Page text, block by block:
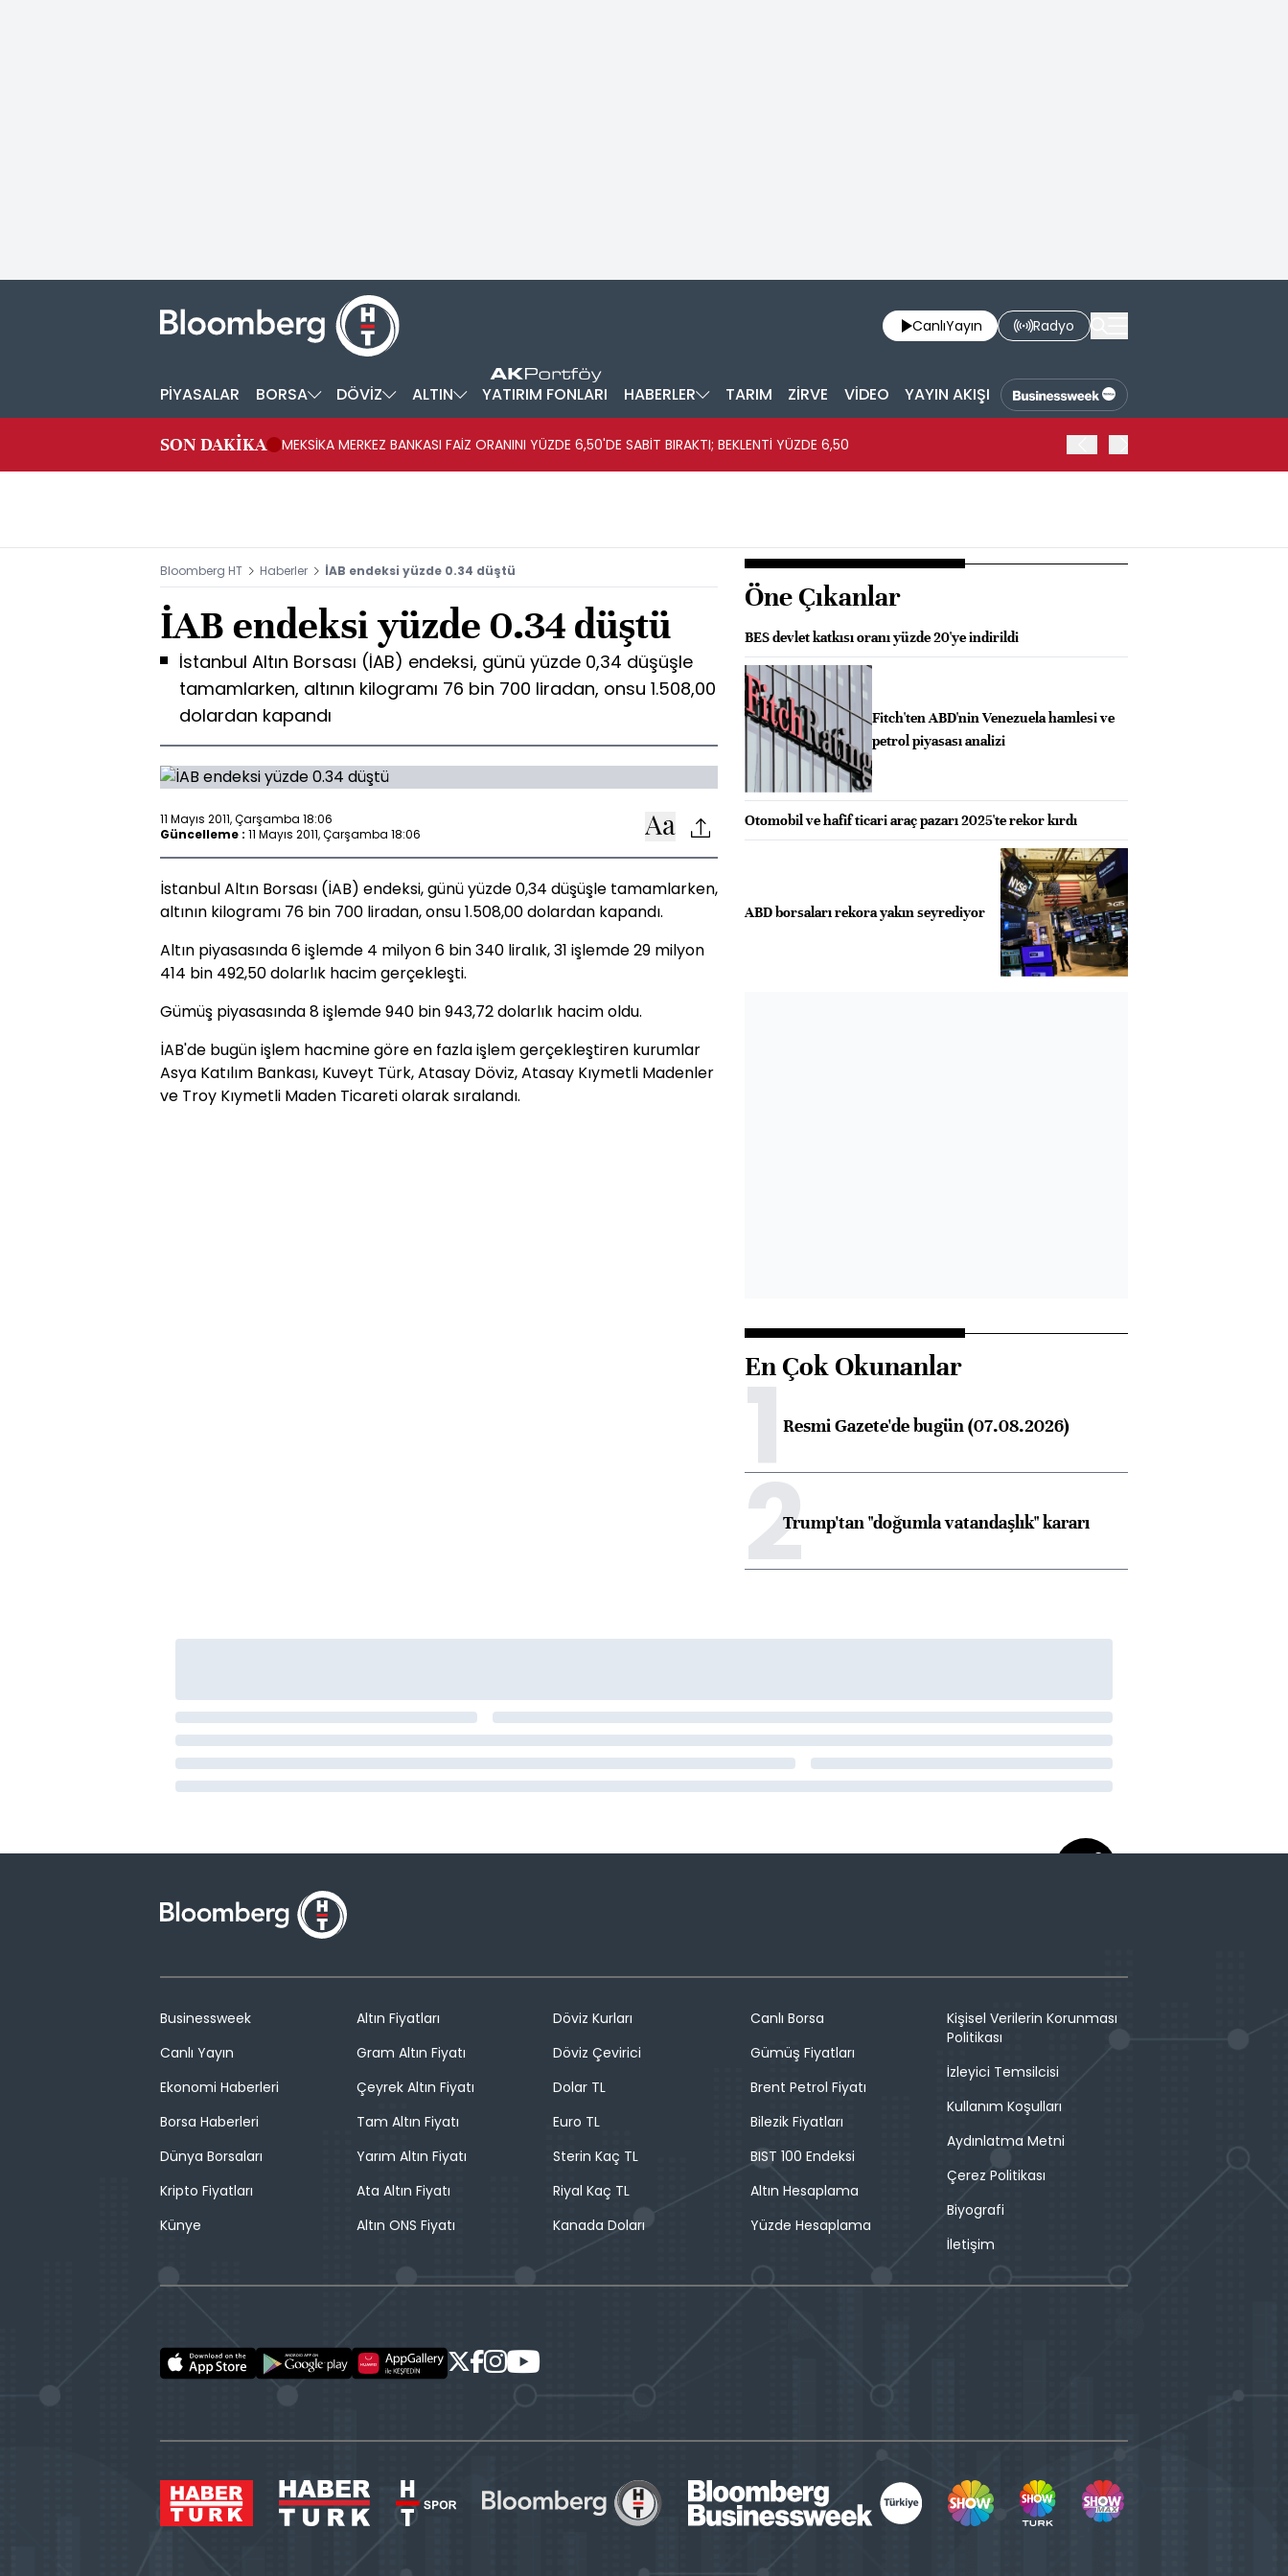
CanlıYayın Radyo
PİYASALAR BORSA DÖVİZ ALTIN YATIRIM FONLARI HABERLER TARIM ZİRVE VİDEO YAYIN AKIŞI
SON DAKİKA MEKSİKA MERKEZ BANKASI FAİZ ORANINI YÜZDE 6,50'DE SABİT BIRAKTI; BEKLENTİ YÜZDE 6,50
Bloomberg HT Haberler İAB endeksi yüzde 0.34 düştü
İAB endeksi yüzde 0.34 düştü
İstanbul Altın Borsası (İAB) endeksi, günü yüzde 0,34 düşüşle
tamamlarken, altının kilogramı 76 bin 700 liradan, onsu 1.508,00
dolardan kapandı
11 Mayıs 2011, Çarşamba 18:06
Güncelleme : 11 Mayıs 2011, Çarşamba 18:06
İstanbul Altın Borsası (İAB) endeksi, günü yüzde 0,34 düşüşle tamamlarken,
altının kilogramı 76 bin 700 liradan, onsu 1.508,00 dolardan kapandı.
Altın piyasasında 6 işlemde 4 milyon 6 bin 340 liralık, 31 işlemde 29 milyon
414 bin 492,50 dolarlık hacim gerçekleşti.
Gümüş piyasasında 8 işlemde 940 bin 943,72 dolarlık hacim oldu.
İAB'de bugün işlem hacmine göre en fazla işlem gerçekleştiren kurumlar
Asya Katılım Bankası, Kuveyt Türk, Atasay Döviz, Atasay Kıymetli Madenler
ve Troy Kıymetli Maden Ticareti olarak sıralandı.
Öne Çıkanlar
BES devlet katkısı oranı yüzde 20'ye indirildi
Fitch'ten ABD'nin Venezuela hamlesi ve
petrol piyasası analizi
Otomobil ve hafif ticari araç pazarı 2025'te rekor kırdı
ABD borsaları rekora yakın seyrediyor
En Çok Okunanlar
1Resmi Gazete'de bugün (07.08.2026)
2Trump'tan "doğumla vatandaşlık" kararı
Businessweek
Canlı Yayın
Ekonomi Haberleri
Borsa Haberleri
Dünya Borsaları
Kripto Fiyatları
Künye
Altın Fiyatları
Gram Altın Fiyatı
Çeyrek Altın Fiyatı
Tam Altın Fiyatı
Yarım Altın Fiyatı
Ata Altın Fiyatı
Altın ONS Fiyatı
Döviz Kurları
Döviz Çevirici
Dolar TL
Euro TL
Sterin Kaç TL
Riyal Kaç TL
Kanada Doları
Canlı Borsa
Gümüş Fiyatları
Brent Petrol Fiyatı
Bilezik Fiyatları
BIST 100 Endeksi
Altın Hesaplama
Yüzde Hesaplama
Kişisel Verilerin Korunması
Politikası
İzleyici Temsilcisi
Kullanım Koşulları
Aydınlatma Metni
Çerez Politikası
Biyografi
İletişim